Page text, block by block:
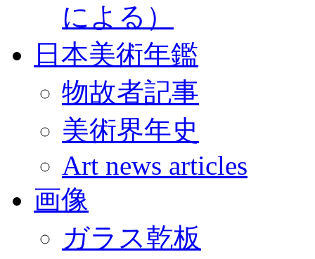
による）
日本美術年鑑
物故者記事
美術界年史
Art news articles
画像
ガラス乾板